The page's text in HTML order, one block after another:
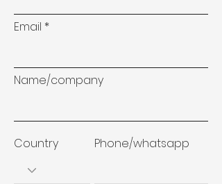
Email
Name/company
Country Phone/whatsapp